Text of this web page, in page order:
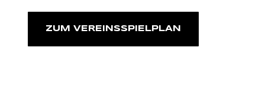
ZUM VEREINSSPIELPLAN